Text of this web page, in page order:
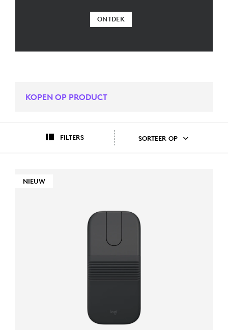
ONTDEK
KOPEN OP PRODUCT
FILTERS SORTEER OP
NIEUW